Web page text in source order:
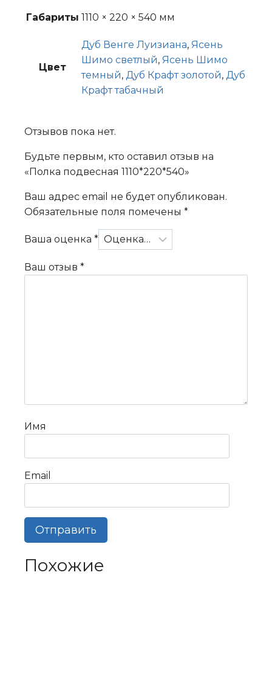
Габариты 1110 × 220 × 540 мм
Цвет
Дуб Венге Луизиана, Ясень
Шимо светлый, Ясень Шимо
темный, Дуб Крафт золотой, Дуб
Крафт табачный
Отзывов пока нет.
Будьте первым, кто оставил отзыв на
«Полка подвесная 1110*220*540»
Ваш адрес email не будет опубликован.
Обязательные поля помечены *
Ваша оценка *
Ваш отзыв *
Имя
Email
Похожие